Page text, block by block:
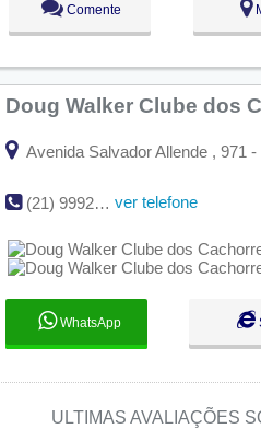
Comente
Doug Walker Clube dos
Avenida Salvador Allende , 971
(21) 9992-98583 | (21) 9974-92487 ver telefone
WhatsApp
ULTIMAS AVALIAÇÕES